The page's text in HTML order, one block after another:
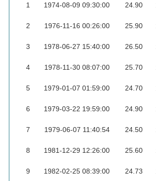
1 1974-08-09 09:30:00 24.90
2 1976-11-16 00:26:00 25.90
3 1978-06-27 15:40:00 26.50
4 1978-11-30 08:07:00 25.70
5 1979-01-07 01:59:00 24.70
6 1979-03-22 19:59:00 24.90
7 1979-06-07 11:40:54 24.50
8 1981-12-29 12:26:00 25.60
9 1982-02-25 08:39:00 24.73